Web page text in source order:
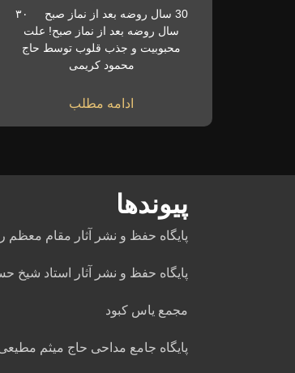
30 سال روضه بعد از نماز صبح ۳۰
سال روضه بعد از نماز صبح! علت
محبوبیت و جذب قلوب توسط حاج
محمود کریمی
ادامه مطلب
پیوندها
پایگاه حفظ و نشر آثار مقام معظم
پایگاه حفظ و نشر آثار استاد شیخ
مجمع یاس کبود
پایگاه جامع مداحی حاج میثم